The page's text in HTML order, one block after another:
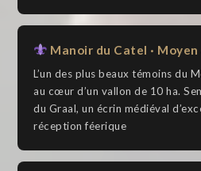
Manoir du Catel ·
L’un des plus beaux témoins du
au cœur d’un vallon de 10 ha.
du Graal, un écrin médiéval
réception féerique